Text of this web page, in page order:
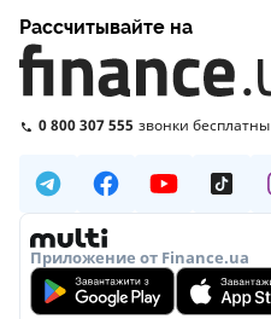
Рассчитывайте на
0 800 307 555 звонки бесплатны
Приложение от Finance.ua